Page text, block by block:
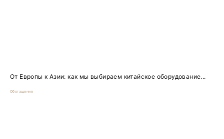
От Европы к Азии: как мы выбираем китайское оборудование...
Обогащение